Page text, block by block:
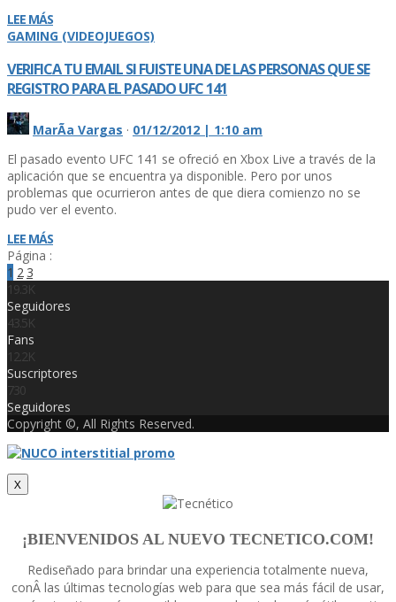
LEE MÁS
GAMING (VIDEOJUEGOS)
VERIFICA TU EMAIL SI FUISTE UNA DE LAS PERSONAS QUE SE
REGISTRO PARA EL PASADO UFC 141
MarÃ­a Vargas · 01/12/2012 | 1:10 am
El pasado evento UFC 141 se ofreció en Xbox Live a través de la
aplicación que se encuentra ya disponible. Pero por unos
problemas que ocurrieron antes de que diera comienzo no se
pudo ver el evento.
LEE MÁS
Página :
1 2 3
19.3K
Seguidores
43.5K
Fans
12.2K
Suscriptores
730
Seguidores
Copyright ©, All Rights Reserved.
X
¡BIENVENIDOS AL NUEVO TECNETICO.COM!
Rediseñado para brindar una experiencia totalmente nueva,
conÂ las últimas tecnologí­as web para que sea más fácil de usar,